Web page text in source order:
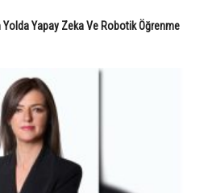
Yapay Zeka Ve Robotik Öğrenme